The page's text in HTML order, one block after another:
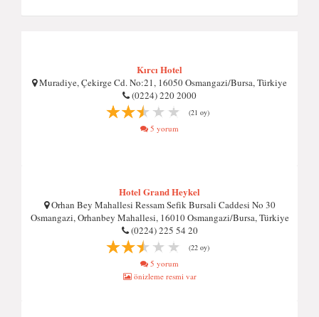
Kırcı Hotel
Muradiye, Çekirge Cd. No:21, 16050 Osmangazi/Bursa, Türkiye
(0224) 220 2000
(21 oy)
5 yorum
Hotel Grand Heykel
Orhan Bey Mahallesi Ressam Sefik Bursali Caddesi No 30
Osmangazi, Orhanbey Mahallesi, 16010 Osmangazi/Bursa, Türkiye
(0224) 225 54 20
(22 oy)
5 yorum
önizleme resmi var